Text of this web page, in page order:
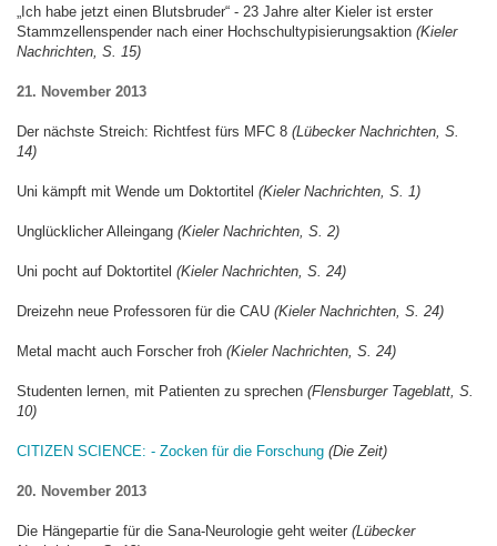
„Ich habe jetzt einen Blutsbruder“ - 23 Jahre alter Kieler ist erster
Stammzellenspender nach einer Hochschultypisierungsaktion (Kieler
Nachrichten, S. 15)
21. November 2013
Der nächste Streich: Richtfest fürs MFC 8 (Lübecker Nachrichten, S.
14)
Uni kämpft mit Wende um Doktortitel (Kieler Nachrichten, S. 1)
Unglücklicher Alleingang (Kieler Nachrichten, S. 2)
Uni pocht auf Doktortitel (Kieler Nachrichten, S. 24)
Dreizehn neue Professoren für die CAU (Kieler Nachrichten, S. 24)
Metal macht auch Forscher froh (Kieler Nachrichten, S. 24)
Studenten lernen, mit Patienten zu sprechen (Flensburger Tageblatt, S.
10)
CITIZEN SCIENCE: - Zocken für die Forschung (Die Zeit)
20. November 2013
Die Hängepartie für die Sana-Neurologie geht weiter (Lübecker